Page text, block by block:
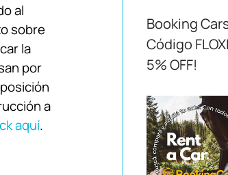
Booking
Código
5% OFF!
al
sobre
la
por
a
aquí.